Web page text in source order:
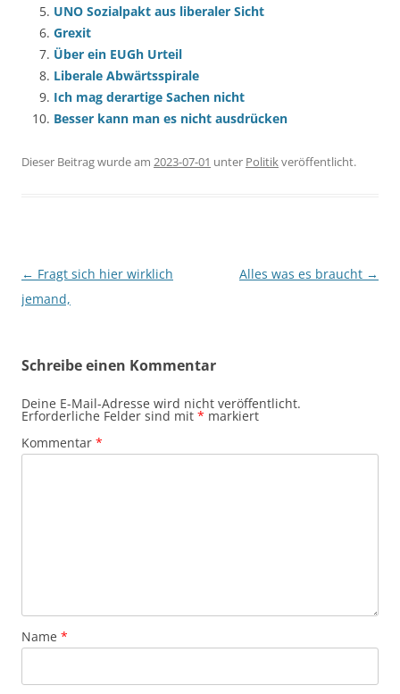
UNO Sozialpakt aus liberaler Sicht
Grexit
Über ein EUGh Urteil
Liberale Abwärtsspirale
Ich mag derartige Sachen nicht
Besser kann man es nicht ausdrücken
Dieser Beitrag wurde am 2023-07-01 unter Politikveröffentlicht.
Beitragsnavigation
← Fragt sich hier wirklich
jemand,
Alles was es braucht →
Schreibe einen Kommentar
Deine E-Mail-Adresse wird nicht veröffentlicht.
Erforderliche Felder sind mit * markiert
Kommentar *
Name *